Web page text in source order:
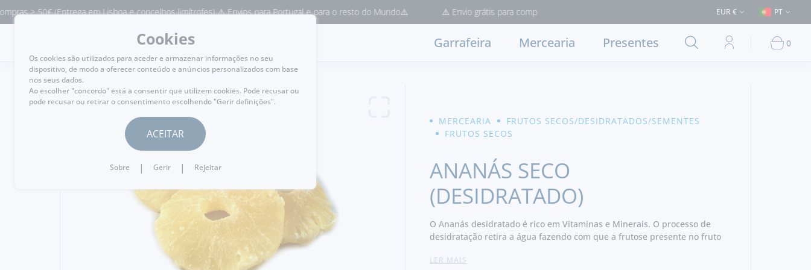
> 50€ (Entrega em Lisboa e concelhos limítrofes) ⚠️ Envios para Portugal e para o resto do Mundo⚠️ ⚠️ Envio grátis para compras > 50€ (Entrega em Lisboa e concelhos limítrofes) ⚠️ Envios para
EUR € PT
MENU
Garrafeira Mercearia Presentes 0
VOLTAR
MERCEARIA
FRUTOS SECOS/DESIDRATADOS/SEMENTES
FRUTOS SECOS
ANANÁS SECO
(DESIDRATADO)
O Ananás desidratado é rico em Vitaminas e Minerais. O processo de
desidratação retira a água fazendo com que a frutose presente no fruto
no processo. A fruta desidratada é uma excelente maneira de ter fruta
LER MAIS
Cookies
Os cookies são utilizados para aceder e armazenar informações no seu
dispositivo, de modo a oferecer conteúdo e anúncios personalizados com base
nos seus dados.
Ao escolher "concordo" está a consentir que utilizem cookies. Pode recusar ou
pode recusar ou retirar o consentimento escolhendo "Gerir definições".
ACEITAR
Sobre | Gerir | Rejeitar